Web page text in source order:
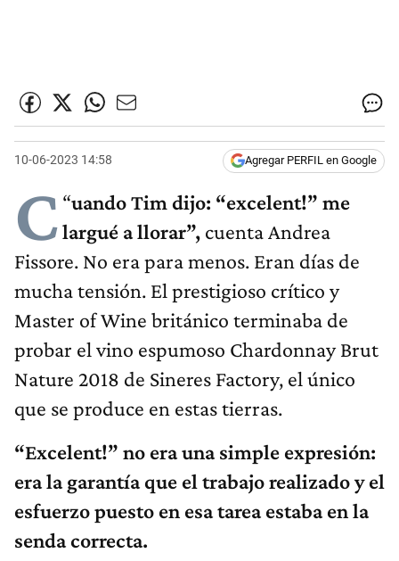
10-06-2023 14:58 Agregar PERFIL en Google
“
C uando Tim dijo: “excelent!” me
largué a llorar”, cuenta Andrea
Fissore. No era para menos. Eran días de
mucha tensión. El prestigioso crítico y
Master of Wine británico terminaba de
probar el vino espumoso Chardonnay Brut
Nature 2018 de Sineres Factory, el único
que se produce en estas tierras.
“Excelent!” no era una simple expresión:
era la garantía que el trabajo realizado y el
esfuerzo puesto en esa tarea estaba en la
senda correcta.